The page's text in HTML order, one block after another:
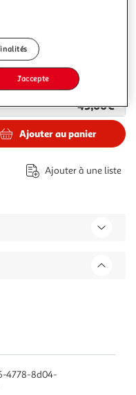
45,00€
Ajouter au panier
Ajouter à une liste
4778-8d04-
J'accepte